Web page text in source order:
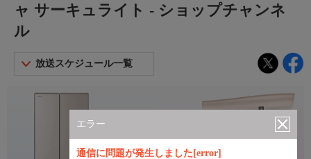
エラー
通信に問題が発生しました[error]
ャ サーキュライト - ショップチャンネ
ル
放送スケジュール一覧